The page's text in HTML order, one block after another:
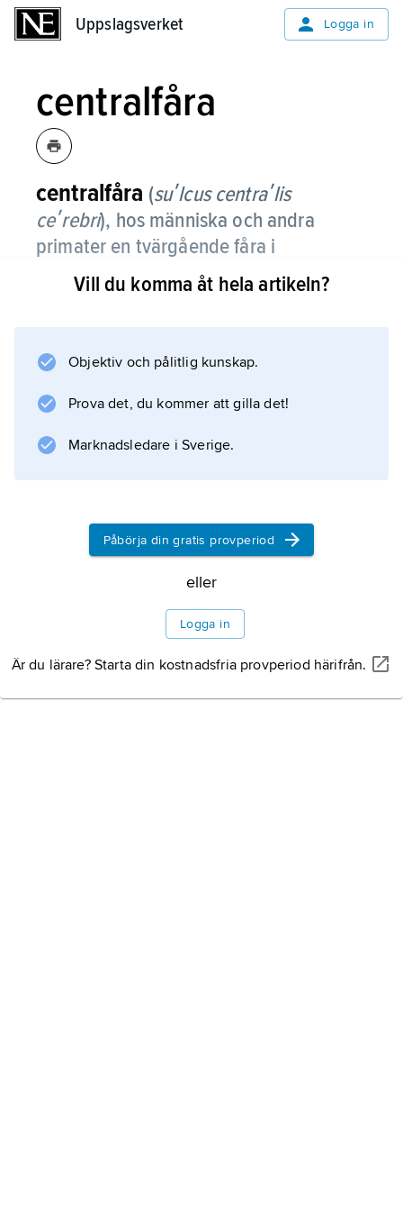
Uppslagsverket Logga in
centralfåra
centralfåra (suʹlcus centraʹlis
ceʹrebri), hos människa och andra
primater en tvärgående fåra i
storhjärnans yta, som avgränsar
pannloberna från hjässloberna.
Information om artikeln
Vill du komma åt hela artikeln?
Objektiv och pålitlig kunskap.
Prova det, du kommer att gilla det!
Marknadsledare i Sverige.
Påbörja din gratis provperiod
eller
Logga in
Är du lärare? Starta din kostnadsfria provperiod härifrån.